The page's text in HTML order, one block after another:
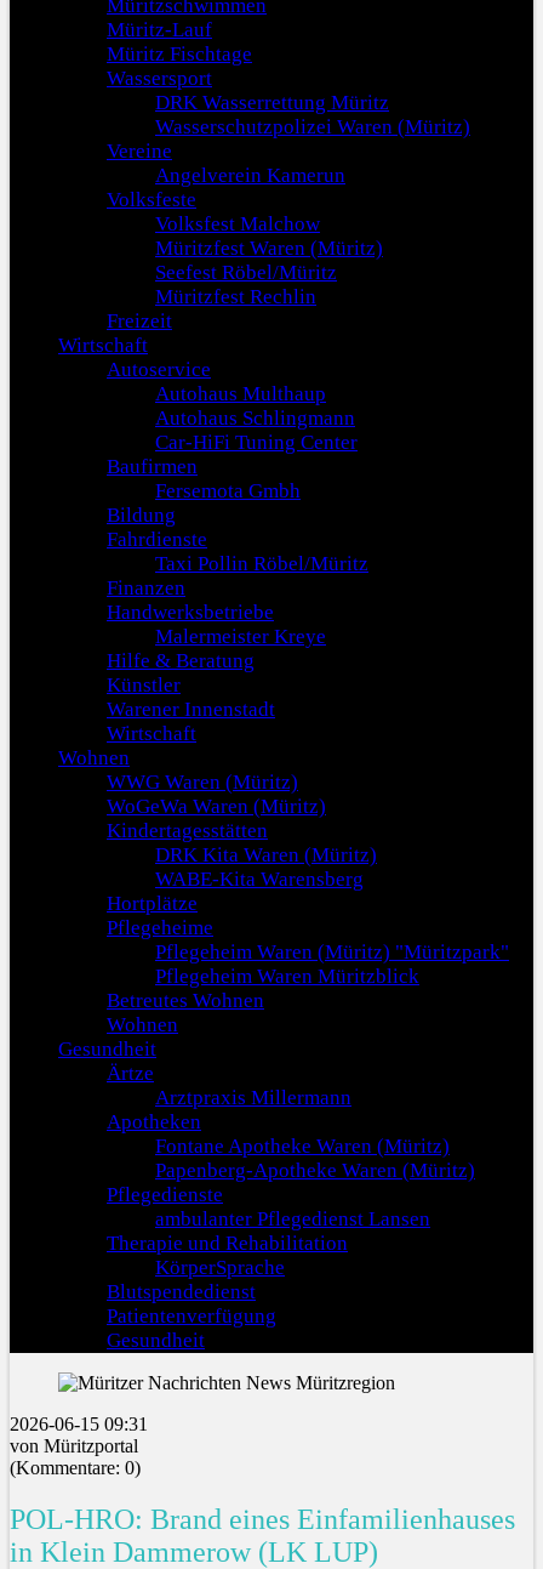
Müritzschwimmen
Müritz-Lauf
Müritz Fischtage
Wassersport
DRK Wasserrettung Müritz
Wasserschutzpolizei Waren (Müritz)
Vereine
Angelverein Kamerun
Volksfeste
Volksfest Malchow
Müritzfest Waren (Müritz)
Seefest Röbel/Müritz
Müritzfest Rechlin
Freizeit
Wirtschaft
Autoservice
Autohaus Multhaup
Autohaus Schlingmann
Car-HiFi Tuning Center
Baufirmen
Fersemota Gmbh
Bildung
Fahrdienste
Taxi Pollin Röbel/Müritz
Finanzen
Handwerksbetriebe
Malermeister Kreye
Hilfe & Beratung
Künstler
Warener Innenstadt
Wirtschaft
Wohnen
WWG Waren (Müritz)
WoGeWa Waren (Müritz)
Kindertagesstätten
DRK Kita Waren (Müritz)
WABE-Kita Warensberg
Hortplätze
Pflegeheime
Pflegeheim Waren (Müritz) "Müritzpark"
Pflegeheim Waren Müritzblick
Betreutes Wohnen
Wohnen
Gesundheit
Ärtze
Arztpraxis Millermann
Apotheken
Fontane Apotheke Waren (Müritz)
Papenberg-Apotheke Waren (Müritz)
Pflegedienste
ambulanter Pflegedienst Lansen
Therapie und Rehabilitation
KörperSprache
Blutspendedienst
Patientenverfügung
Gesundheit
2026-06-15 09:31
von Müritzportal
(Kommentare: 0)
POL-HRO: Brand eines Einfamilienhauses
in Klein Dammerow (LK LUP)